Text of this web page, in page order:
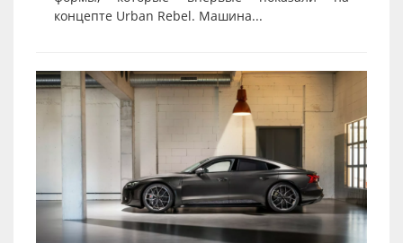
концепте Urban Rebel. Машина...